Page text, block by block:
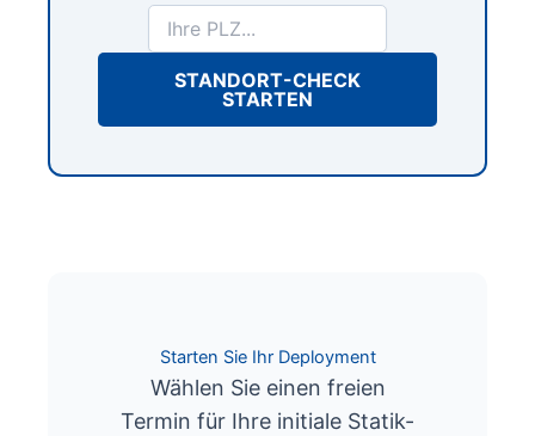
STANDORT-CHECK
STARTEN
Starten Sie Ihr Deployment
Wählen Sie einen freien
Termin für Ihre initiale Statik-